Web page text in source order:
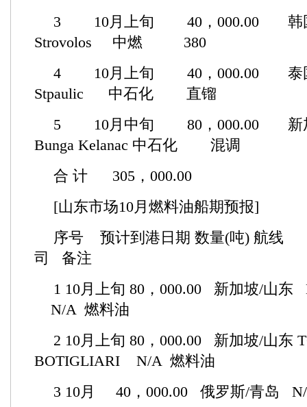
3 10月上旬 40，000.00
Strovolos 中燃 380
4 10月上旬 40，000.00
Stpaulic 中石化 直镏
5 10月中旬 80，000.00
Bunga Kelanac 中石化 混调
合 计 305，000.00
[山东市场10月燃料油船期预报]
序号 预计到港日期 数量(吨)
司 备注
1 10月上旬 80，000.00 新加坡/山东
N/A 燃料油
2 10月上旬 80，000.00 新加坡/山东
BOTIGLIARI N/A 燃料油
3 10月 40，000.00 俄罗斯/青岛